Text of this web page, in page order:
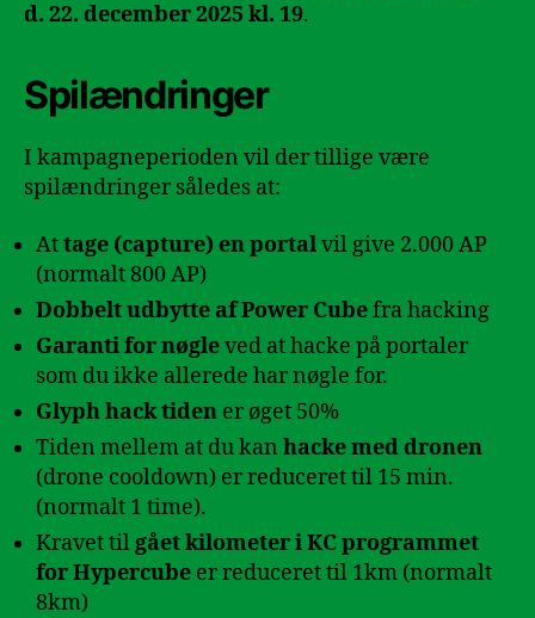
d. 22. december 2025 kl. 19.
Spilændringer
I kampagneperioden vil der tillige være
spilændringer således at:
Attage (capture) en portalvil give 2.000 AP
(normalt 800 AP)
Dobbelt udbytte af Power Cubefra hacking
Garanti for nøgleved at hacke på portaler
som du ikke allerede har nøgle for.
Glyph hack tiden er øget 50%
Tiden mellem at du kan hacke med dronen
(drone cooldown) er reduceret til 15 min.
(normalt 1 time).
Kravet til gået kilometer i KC programmet
for Hypercube er reduceret til 1km (normalt
8km)